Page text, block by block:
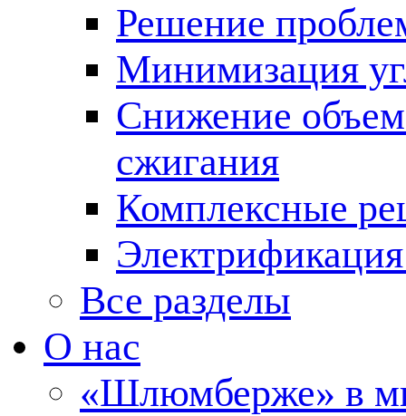
Решение
Минимизация
Снижение
сжигания
Комплексные
Все разделы
О нас
«Шлюмберже» в